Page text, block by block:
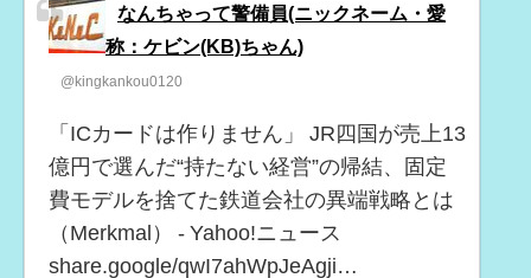
なんちゃって警備員(ニックネーム・愛
称：ケビン(KB)ちゃん)
@kingkankou0120
「ICカードは作りません」 JR四国が売上13
億円で選んだ“持たない経営”の帰結、固定
費モデルを捨てた鉄道会社の異端戦略とは
（Merkmal） - Yahoo!ニュース
share.google/qwI7ahWpJeAgji…